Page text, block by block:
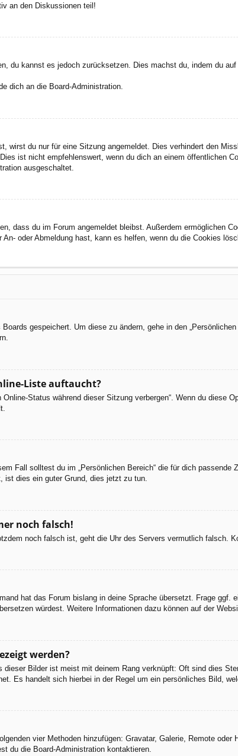
an den Diskussionen teil!
du kannst es jedoch zurücksetzen. Dies machst du, indem du
dich an die Board-Administration.
wirst du nur für eine Sitzung angemeldet. Dies verhindert den
ist nicht empfehlenswert, wenn du dich an einem öffentlichen
ausgeschaltet.
dass du im Forum angemeldet bleibst. Außerdem ermöglichen
oder Abmeldung hast, kann es helfen, wenn du die Cookies
gespeichert. Um diese zu ändern, gehe in den
Liste auftaucht?
Status während dieser Sitzung verbergen“. Wenn du diese
Fall solltest du im „Persönlichen Bereich“ die für dich
ist dies ein guter Grund, dies jetzt zu tun.
noch falsch!
noch falsch ist, geht die Uhr des Servers vermutlich falsch.
hat das Forum bislang in deine Sprache übersetzt. Frage ggf.
würdest. Weitere Informationen dazu können auf der
werden?
Bilder ist meist mit deinem Rang verknüpft: Oft sind dies
Es handelt sich hierbei in der Regel um ein persönliches Bild,
vier Methoden hinzufügen: Gravatar, Galerie, Remote
du die Board-Administration kontaktieren.